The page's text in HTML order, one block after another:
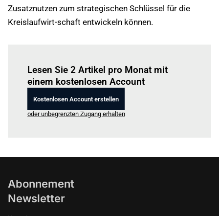
Zusatznutzen zum strategischen Schlüssel für die
Kreislaufwirt-schaft entwickeln können.
Lesen Sie 2 Artikel pro Monat mit
einem kostenlosen Account
Kostenlosen Account erstellen
oder unbegrenzten Zugang erhalten
Abonnement
Newsletter